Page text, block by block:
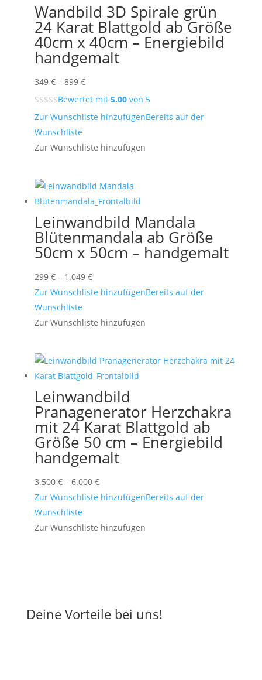
Wandbild 3D Spirale grün
24 Karat Blattgold ab Größe
40cm x 40cm – Energiebild
handgemalt
349 € – 899 €Preisspanne:
349 €
bis
Bewertet mit 5.00von 5
Zur Wunschliste hinzufügenBereits auf der
Wunschliste
Zur Wunschliste hinzufügen
Leinwandbild Mandala
Blütenmandala ab Größe
50cm x 50cm – handgemalt
299 € – 1.049 €Preisspanne:
299 €
1.049 €
Zur Wunschliste hinzufügenBereits auf der
Wunschliste
Zur Wunschliste hinzufügen
Leinwandbild
Pranagenerator Herzchakra
mit 24 Karat Blattgold ab
Größe 50 cm – Energiebild
handgemalt
3.500 € – 6.000 €Preisspanne:
3.500 €
6.000 €
Zur Wunschliste hinzufügenBereits auf der
Wunschliste
Zur Wunschliste hinzufügen
Deine Vorteile bei uns!